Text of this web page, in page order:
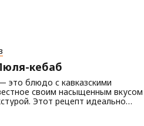
кебаб
это блюдо с кавказскими
своим насыщенным вкусом
Этот рецепт идеально
для семейных обедов, так и для
Его легко можно